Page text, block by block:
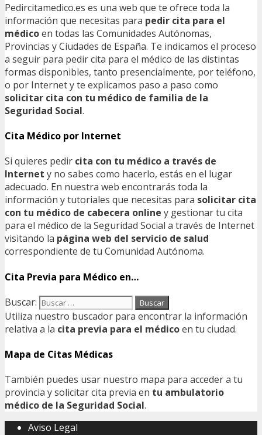
Pedircitamedico.es es una web que te ofrece toda la
información que necesitas para pedir cita para el
médicoen todas las Comunidades Autónomas,
Provincias y Ciudades de España. Te indicamos el proceso
a seguir para pedir cita para el médico de las distintas
formas disponibles, tanto presencialmente, por teléfono,
o por Internet y te explicamos paso a paso como
solicitar cita con tu médico de familia de la
Seguridad Social.
Cita Médico por Internet
Si quieres pedir cita con tu médico a través de
Internet y no sabes como hacerlo, estás en el lugar
adecuado. En nuestra web encontrarás toda la
información y tutoriales que necesitas para solicitar cita
con tu médico de cabecera online y gestionar tu cita
para el médico de la Seguridad Social a través de Internet
visitando la página web del servicio de salud
correspondiente de tu Comunidad Autónoma.
Cita Previa para Médico en…
Buscar:
Utiliza nuestro buscador para encontrar la información
relativa a la cita previa para el médicoen tu ciudad.
Mapa de Citas Médicas
También puedes usar nuestro mapa para acceder a tu
provincia y solicitar cita previa en tu ambulatorio
médico de la Seguridad Social.
Aviso Legal